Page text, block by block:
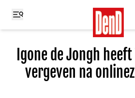
Igone de Jongh
vergeven na